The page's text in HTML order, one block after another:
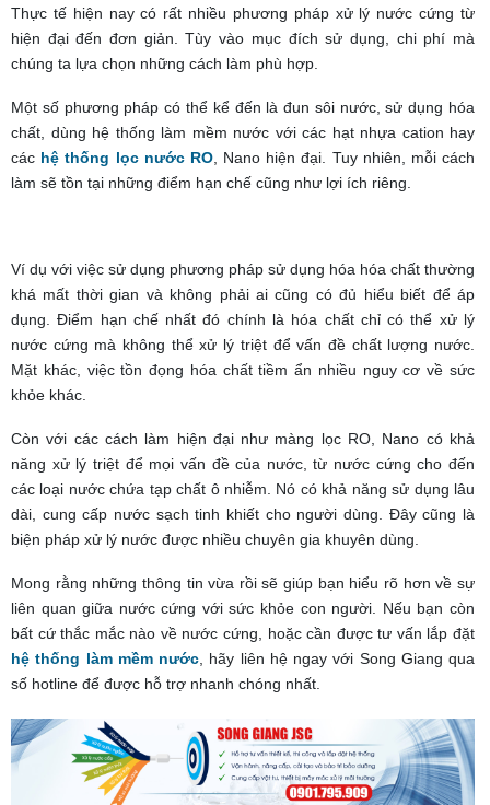
Thực tế hiện nay có rất nhiều phương pháp xử lý nước cứng từ
hiện đại đến đơn giản. Tùy vào mục đích sử dụng, chi phí mà
chúng ta lựa chọn những cách làm phù hợp.
Một số phương pháp có thể kể đến là đun sôi nước, sử dụng hóa
chất, dùng hệ thống làm mềm nước với các hạt nhựa cation hay
các hệ thống lọc nước RO, Nano hiện đại. Tuy nhiên, mỗi cách
làm sẽ tồn tại những điểm hạn chế cũng như lợi ích riêng.
Ví dụ với việc sử dụng phương pháp sử dụng hóa hóa chất thường
khá mất thời gian và không phải ai cũng có đủ hiểu biết để áp
dụng. Điểm hạn chế nhất đó chính là hóa chất chỉ có thể xử lý
nước cứng mà không thể xử lý triệt để vấn đề chất lượng nước.
Mặt khác, việc tồn đọng hóa chất tiềm ẩn nhiều nguy cơ về sức
khỏe khác.
Còn với các cách làm hiện đại như màng lọc RO, Nano có khả
năng xử lý triệt để mọi vấn đề của nước, từ nước cứng cho đến
các loại nước chứa tạp chất ô nhiễm. Nó có khả năng sử dụng lâu
dài, cung cấp nước sạch tinh khiết cho người dùng. Đây cũng là
biện pháp xử lý nước được nhiều chuyên gia khuyên dùng.
Mong rằng những thông tin vừa rồi sẽ giúp bạn hiểu rõ hơn về sự
liên quan giữa nước cứng với sức khỏe con người. Nếu bạn còn
bất cứ thắc mắc nào về nước cứng, hoặc cần được tư vấn lắp đặt
hệ thống làm mềm nước, hãy liên hệ ngay với Song Giang qua
số hotline để được hỗ trợ nhanh chóng nhất.